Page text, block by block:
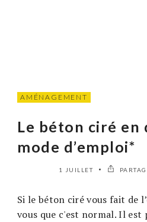
AMÉNAGEMENT
Le béton ciré en
mode d’emploi*
1 JUILLET
Si le béton ciré vous fait de
vous que c'est normal. Il est